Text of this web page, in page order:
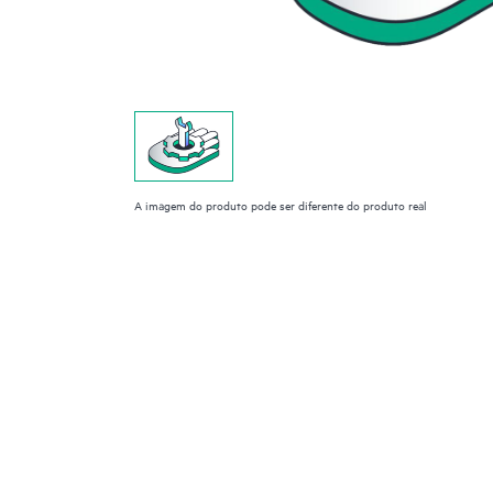
A imagem do produto pode ser diferente do produto real